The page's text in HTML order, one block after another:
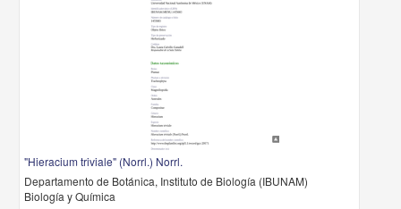
"Hieracium triviale" (Norrl.) Norrl.
Departamento de Botánica, Instituto de Biología (IBUNAM)
Biología y Química